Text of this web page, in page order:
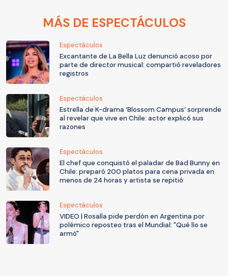
MÁS DE ESPECTÁCULOS
Espectáculos
Excantante de La Bella Luz denunció acoso por
parte de director musical: compartió reveladores
registros
Espectáculos
Estrella de K-drama ‘Blossom Campus’ sorprende
al revelar que vive en Chile: actor explicó sus
razones
Espectáculos
El chef que conquistó el paladar de Bad Bunny en
Chile: preparó 200 platos para cena privada en
menos de 24 horas y artista se repitió
Espectáculos
VIDEO | Rosalía pide perdón en Argentina por
polémico reposteo tras el Mundial: "Qué lío se
armó"